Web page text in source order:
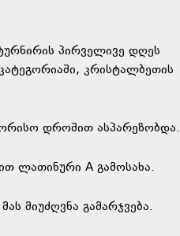
პირველივე დღეს
კრისტალბეთის
დროშით ასპარეზობდა.
ლათინური A გამოსახა.
მიუძღვნა გამარჯვება.